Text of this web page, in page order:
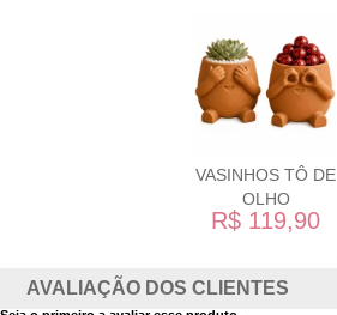
VASINHOS TÔ DE
OLHO
R$ 119,90
AVALIAÇÃO DOS CLIENTES